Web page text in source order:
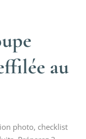
au
photo, checklist